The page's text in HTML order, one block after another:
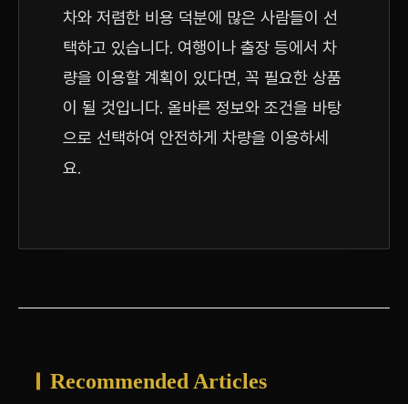
차와 저렴한 비용 덕분에 많은 사람들이 선
택하고 있습니다. 여행이나 출장 등에서 차
량을 이용할 계획이 있다면, 꼭 필요한 상품
이 될 것입니다. 올바른 정보와 조건을 바탕
으로 선택하여 안전하게 차량을 이용하세
요.
Recommended Articles